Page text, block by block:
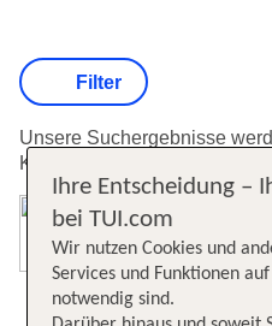
Unsere Suchergebnisse
Kriterien sortiert.
Filter
Ihre Entscheidung –
bei TUI.com
Wir nutzen Cookies und
Services und Funktionen
notwendig sind.